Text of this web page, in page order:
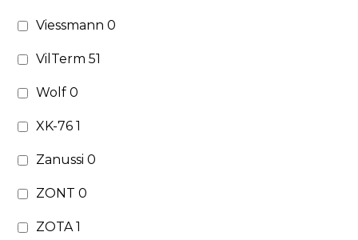
Viessmann0
VilTerm51
Wolf0
XK-761
Zanussi0
ZONT0
ZOTA1